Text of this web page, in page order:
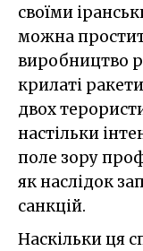
своїми
можна
виробництво
крилаті
двох
настільки
поле зору
як наслідок
санкцій.
Наскільки ця